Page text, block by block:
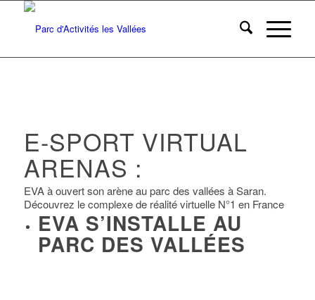
E-SPORT VIRTUAL
ARENAS :
EVA à ouvert son arène au parc des vallées à Saran.
Découvrez le complexe de réalité virtuelle N°1 en France
EVA S’INSTALLE AU
PARC DES VALLÉES